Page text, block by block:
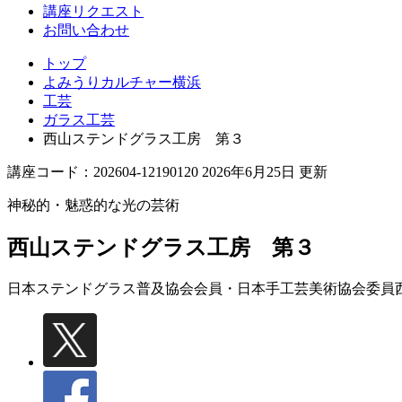
講座リクエスト
お問い合わせ
トップ
よみうりカルチャー横浜
工芸
ガラス工芸
西山ステンドグラス工房 第３
講座コード：202604-12190120 2026年6月25日 更新
神秘的・魅惑的な光の芸術
西山ステンドグラス工房 第３
日本ステンドグラス普及協会会員・日本手工芸美術協会委員